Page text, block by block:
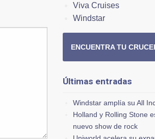
Viva Cruises
Windstar
ENCUENTRA TU
Últimas entradas
Windstar amplía su All
Holland y Rolling Stone
nuevo show de rock